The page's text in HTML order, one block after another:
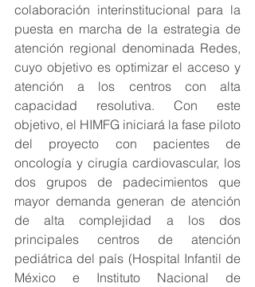
colaboración interinstitucional para la
puesta en marcha de la estrategia de
atención regional denominada Redes,
cuyo objetivo es optimizar el acceso y
atención a los centros con alta
capacidad resolutiva. Con este
objetivo, el HIMFG iniciará la fase piloto
del proyecto con pacientes de
oncología y cirugía cardiovascular, los
dos grupos de padecimientos que
mayor demanda generan de atención
de alta complejidad a los dos
principales centros de atención
pediátrica del país (Hospital Infantil de
México e Instituto Nacional de